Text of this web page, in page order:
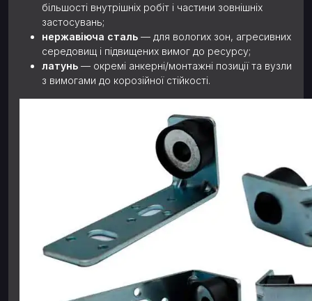
більшості внутрішніх робіт і частини зовнішніх
застосувань;
нержавіюча сталь — для вологих зон, агресивних
середовищ і підвищених вимог до ресурсу;
латунь — окремі анкерні/монтажні позиції та вузли
з вимогами до корозійної стійкості.